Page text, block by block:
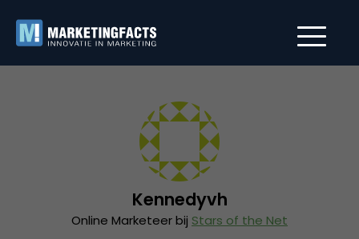
Kennedyvh
Online Marketeer bij Stars of the Net